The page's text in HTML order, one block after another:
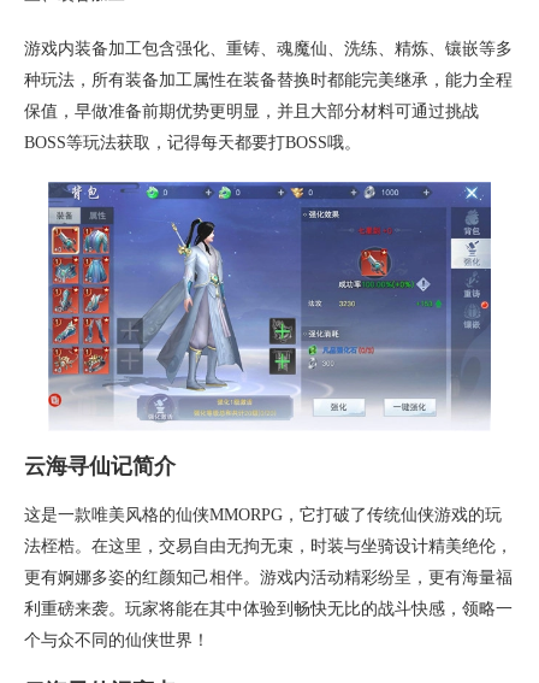
游戏内装备加工包含强化、重铸、魂魔仙、洗练、精炼、镶嵌等多
种玩法，所有装备加工属性在装备替换时都能完美继承，能力全程
保值，早做准备前期优势更明显，并且大部分材料可通过挑战
BOSS等玩法获取，记得每天都要打BOSS哦。
云海寻仙记简介
这是一款唯美风格的仙侠MMORPG，它打破了传统仙侠游戏的玩
法桎梏。在这里，交易自由无拘无束，时装与坐骑设计精美绝伦，
更有婀娜多姿的红颜知己相伴。游戏内活动精彩纷呈，更有海量福
利重磅来袭。玩家将能在其中体验到畅快无比的战斗快感，领略一
个与众不同的仙侠世界！